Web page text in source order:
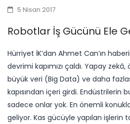
5 Nisan 2017
Robotlar İş Gücünü Ele
Hürriyet İK’dan Ahmet Can’ın
devrimi kapımızı çaldı. Yapay
büyük veri (Big Data) ve daha
kapısından içeri girdi. Endüstrilerin
sadece onlar yok. En önemli
geliyor. Kas gücüyle yapılan işlerin